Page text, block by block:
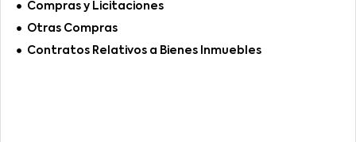
Compras y Licitaciones
Otras Compras
Contratos Relativos a Bienes Inmuebles